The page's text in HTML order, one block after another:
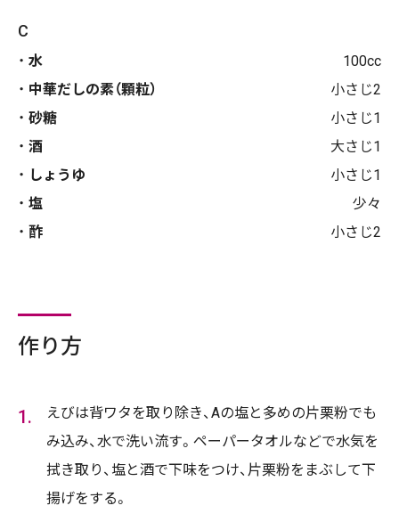
C
水
100cc
中華だしの素（顆粒）
小さじ2
砂糖
小さじ1
酒
大さじ1
しょうゆ
小さじ1
塩
少々
酢
小さじ2
作り方
えびは背ワタを取り除き、Aの塩と多めの片栗粉でも
み込み、水で洗い流す。ペーパータオルなどで水気を
拭き取り、塩と酒で下味をつけ、片栗粉をまぶして下
揚げをする。